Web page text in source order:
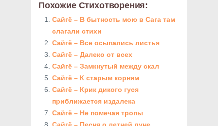
Похожие Стихотворения:
Сайгё – В бытность мою в Сага там
слагали стихи
Сайгё – Все осыпались листья
Сайгё – Далеко от всех
Сайгё – Замкнутый между скал
Сайгё – К старым корням
Сайгё – Крик дикого гуся
приближается издалека
Сайгё – Не помечая тропы